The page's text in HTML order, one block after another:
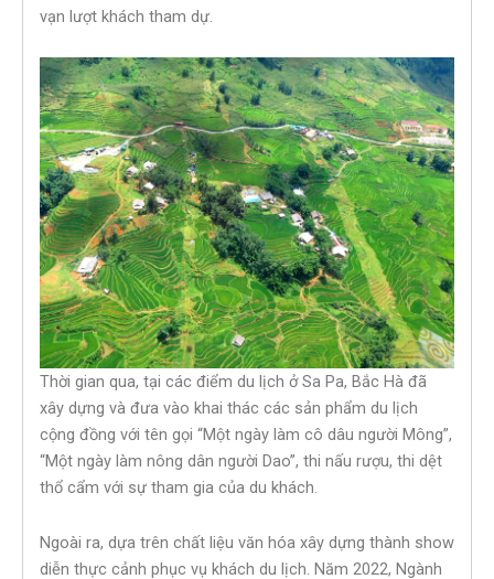
vạn lượt khách tham dự.
Thời gian qua, tại các điểm du lịch ở Sa Pa, Bắc Hà đã
xây dựng và đưa vào khai thác các sản phẩm du lịch
cộng đồng với tên gọi “Một ngày làm cô dâu người Mông”,
“Một ngày làm nông dân người Dao”, thi nấu rượu, thi dệt
thổ cẩm với sự tham gia của du khách.
Ngoài ra, dựa trên chất liệu văn hóa xây dựng thành show
diễn thực cảnh phục vụ khách du lịch. Năm 2022, Ngành